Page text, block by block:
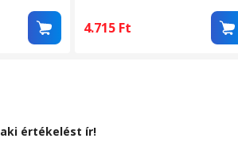
USB
m²-es helyiségekbe,
működés
4.715 Ft
értékelést ír!